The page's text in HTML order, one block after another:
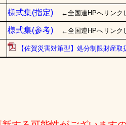
様式集(指定) ←全国連HPへリンク
様式集(参考) ←全国連HPへリンク
【佐賀災害対策型】処分制限財産取